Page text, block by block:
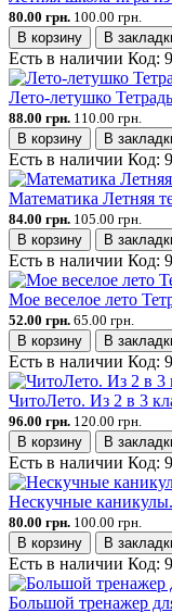
80.00 грн. 100.00 грн.
В корзину
В
Есть в наличии Код:
Лето-летушко
88.00 грн. 110.00 грн.
В корзину
В
Есть в наличии Код:
Математика Летняя
84.00 грн. 105.00 грн.
В корзину
В
Есть в наличии Код:
Мое веселое лето
52.00 грн. 65.00 грн.
В корзину
В
Есть в наличии Код:
ЧитоЛето. Из 2 в 3
96.00 грн. 120.00 грн.
В корзину
В
Есть в наличии Код:
Нескучные
80.00 грн. 100.00 грн.
В корзину
В
Есть в наличии Код:
Большой тренажер